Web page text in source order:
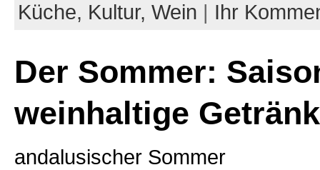
Küche, Kultur, Wein | Ihr
Der Sommer:
weinhaltige
andalusischer Sommer